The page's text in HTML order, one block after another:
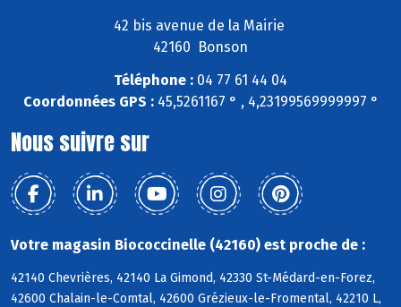
42 bis avenue de la Mairie
42160 Bonson
Téléphone : 04 77 61 44 04
Coordonnées GPS :45,5261167 ° , 4,23199569999997 °
Nous suivre sur
Votre magasin Biococcinelle (42160) est proche de :
42140 Chevrières, 42140 La Gimond, 42330 St-Médard-en-Forez,
42600 Chalain-le-Comtal, 42600 Grézieux-le-Fromental, 42210 L,